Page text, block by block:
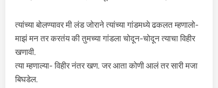
त्यांच्या बोलण्यावर मी लंड जोराने त्यांच्या गांडमध्ये ढकलत म्हणालो-
माझं मन तर करतंय की तुमच्या गांडला चोदून-चोदून त्याचा विहीर
खणावी.
त्या म्हणाल्या- विहीर नंतर खण. जर आता कोणी आलं तर सारी मजा
बिघडेल.